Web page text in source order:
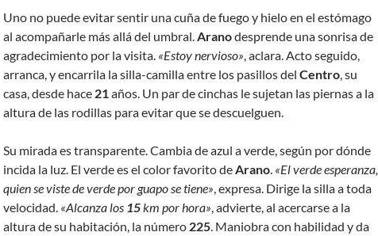
Uno no puede evitar sentir una cuña de fuego y hielo en el estómago
al acompañarle más allá del umbral.Aranodesprende una sonrisa de
agradecimiento por la visita. «Estoy nervioso», aclara. Acto seguido,
arranca, y encarrila la silla-camilla entre los pasillos del Centro, su
casa, desde hace 21años. Un par de cinchas le sujetan las piernas a la
altura de las rodillas para evitar que se descuelguen.
Su mirada es transparente. Cambia de azul a verde, según por dónde
incida la luz. El verde es el color favorito deArano. «El verde esperanza,
quien se viste de verde por guapo se tiene», expresa. Dirige la silla a toda
velocidad. «Alcanza los 15km por hora», advierte, al acercarse a la
altura de su habitación, la número 225. Maniobra con habilidad y da